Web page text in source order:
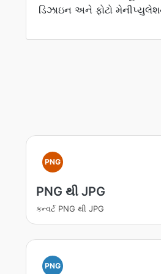
ડિઝાઇન અને ફોટો
PNG
PNG થી JPG
કન્વર્ટ PNG થી JPG
PNG